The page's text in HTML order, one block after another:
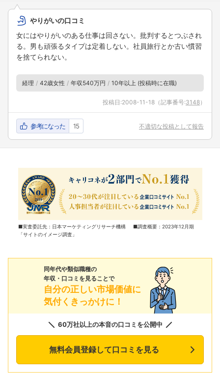
やりがいの口コミ
女にはやりがいのある仕事は回さない。批判するとつぶされ
る。男も頑張るタイプは定着しない。社員旅行とか古い慣習
を捨てられない。
経理 42歳女性 年収540万円 10年以上 (投稿時に在職)
投稿日:2008-11-18 （記事番号:3148）
参考になった 15 不適切な投稿として報告
■実査委託先：日本マーケティングリサーチ機構 ■調査概要：2023年12月期
「サイトのイメージ調査」
同年代や類似職種の
年収・口コミを見ることで
自分の正しい市場価値に
気付くきっかけに！
60万社以上の本音の口コミを公開中
無料会員登録して口コミを見る